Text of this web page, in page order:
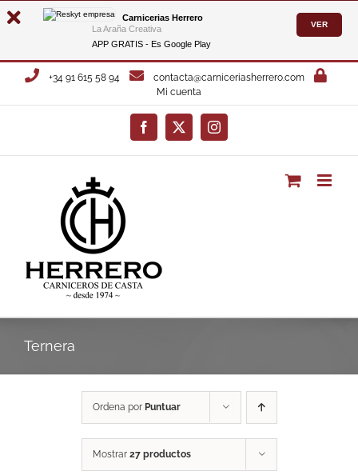
Carnicerias Herrero
La Araña Creativa
APP GRATIS - Es Google Play
VER
Saltar
+34 91 615 58 94
contacta@carniceriasherrero.com
Mi cuenta
Facebook
X Instagram
Ternera
Ordena por Puntuar
Mostrar 27 productos